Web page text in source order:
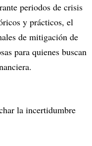
periodos de crisis
y prácticos, el
de mitigación de
para quienes buscan
la incertidumbre